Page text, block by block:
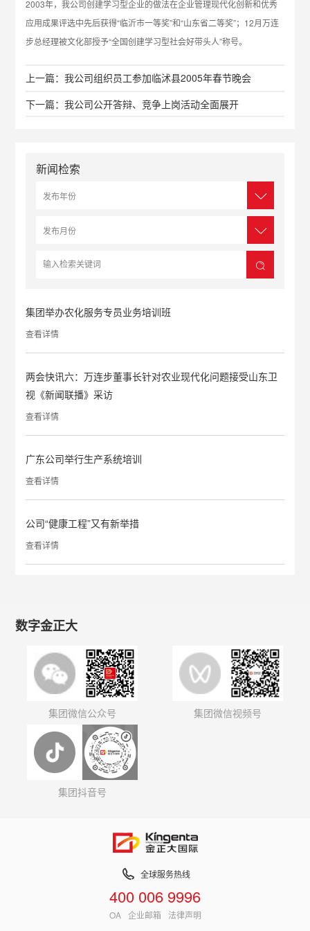
2003年，我公司创建学习型企业的做法在企业管理现代化创新和优秀
应用成果评选中先后获得“临沂市一等奖”和“山东省二等奖”；12月万连
步总经理被文化部授予“全国创建学习型社会好带头人”称号。
上一篇：我公司组织员工参加临沭县2005年春节晚会
下一篇：我公司公开答辩、竞争上岗活动全面展开
新闻检索
集团举办农化服务专员业务培训班
查看详情
两会快讯六：万连步董事长针对农业现代化问题接受山东卫
视《新闻联播》采访
查看详情
广东公司举行生产系统培训
查看详情
公司“健康工程”又有新举措
查看详情
数字金正大
集团微信公众号 集团微信视频号
集团抖音号
全球服务热线
400 006 9996
OA 企业邮箱 法律声明